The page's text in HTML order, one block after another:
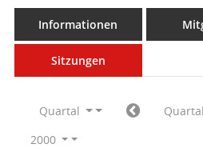
Informationen
Sitzungen
Quartal
2000